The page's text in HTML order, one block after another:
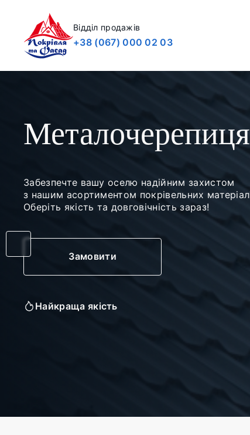
Відділ продажів
+38 (067) 000 02 03
Металочерепиця
Забезпечте вашу оселю надійним захистом
з нашим асортиментом покрівельних
Оберіть якість та довговічність зараз!
Замовити
Найкраща якість